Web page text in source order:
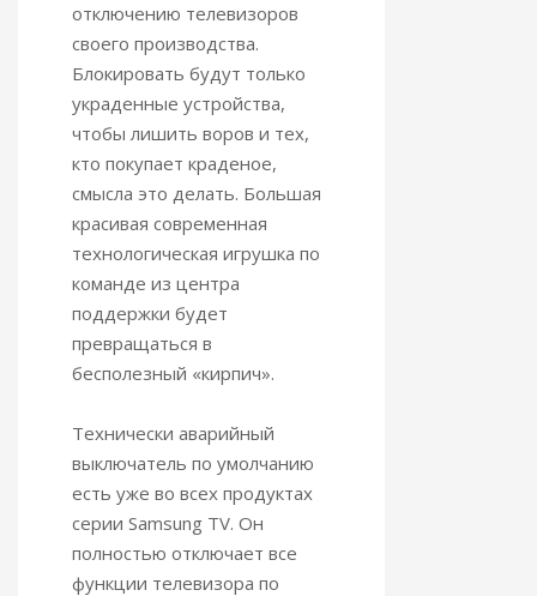
отключению телевизоров
своего производства.
Блокировать будут только
украденные устройства,
чтобы лишить воров и тех,
кто покупает краденое,
смысла это делать. Большая
красивая современная
технологическая игрушка по
команде из центра
поддержки будет
превращаться в
бесполезный «кирпич».
Технически аварийный
выключатель по умолчанию
есть уже во всех продуктах
серии Samsung TV. Он
полностью отключает все
функции телевизора по